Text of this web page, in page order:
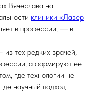
Вячеслава на
клиники «Лазер
в профессии, ― в
тех редких врачей,
а формируют ее
где технологии не
научный подход